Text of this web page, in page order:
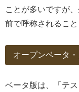
ことが多いですが
前で呼称されること
オープンベータ
ベータ版は、「テ